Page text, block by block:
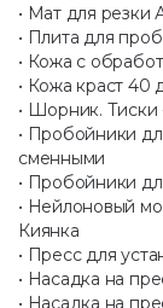
• Мат для резки
• Плита для
• Кожа с
• Кожа краст 40
• Шорник.
• Пробойники
сменными
• Пробойники
• Нейлоновый
Киянка
• Пресс для
• Насадка на
• Насадка на